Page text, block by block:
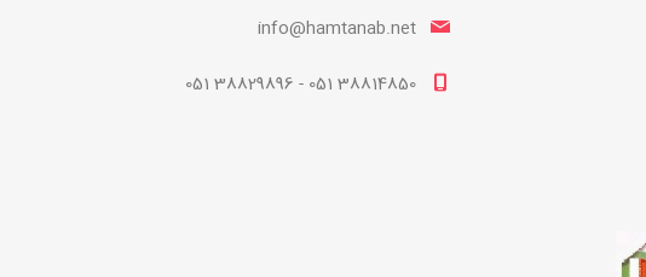
info@hamtanab.net
38814850 051 - 38829896 051